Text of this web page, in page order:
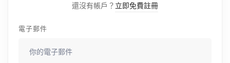
還沒有帳戶？ 立即免費註冊
電子郵件